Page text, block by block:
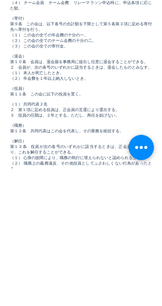
（４） チーム会員 チーム会費 リレーマラソン申込時に、申込条項に応じ
た額。
（寄付）
第９条 この会は、以下各号の合計額を下限として第５条第３項に定める寄付
先へ寄付を行う。
（１） この会の全ての年会費の十分の一。
（２） この会の全てのチーム会費の十分の二。
（３） この会の全ての寄付金。
（退会）
第１０条 会員は、退会届を事務局に提出し任意に退会することができる。
２ 会員が、次の各号のいずれかに該当するときは、退会したものとみなす。
（１） 本人が死亡したとき。
（２） 年会費を１年以上納入しないとき。
（役員）
第１１条 この会に以下の役員を置く。
（１） 共同代表２名
２ 第１項に定める役員は、正会員の互選により選出する。
３ 役員の任期は、２年とする。ただし、再任を妨げない。
（職務）
第１２条 共同代表はこの会を代表し、その業務を統括する。
（解任）
第１３条 役員が次の各号のいずれかに該当するときは、正会員の議決によ
り、これを解任することができる。
（１） 心身の故障により、職務の執行に堪えられないと認められるとき。
（２） 職務上の義務違反、その他役員としてふさわしくない行為があったと
き。